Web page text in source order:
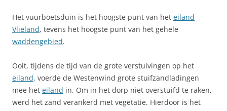
Het vuurboetsduin is het hoogste punt van het eiland
Vlieland, tevens het hoogste punt van het gehele
waddengebied.
Ooit, tijdens de tijd van de grote verstuivingen op het
eiland, voerde de Westenwind grote stuifzandladingen
mee het eiland in. Om in het dorp niet overstuifd te raken,
werd het zand verankerd met vegetatie. Hierdoor is het